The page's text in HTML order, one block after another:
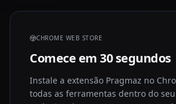
CHROME WEB STORE
Comece em 30 segundos
Instale a extensão Pragmaz no
todas as ferramentas dentro do